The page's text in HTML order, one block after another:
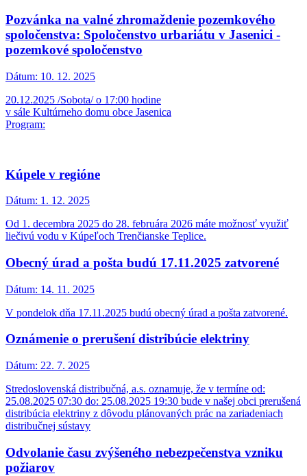
Pozvánka na valné zhromaždenie pozemkového
spoločenstva: Spoločenstvo urbariátu v Jasenici -
pozemkové spoločenstvo
Dátum: 10. 12. 2025
20.12.2025 /Sobota/ o 17:00 hodine
v sále Kultúrneho domu obce Jasenica
Program:
Kúpele v regióne
Dátum: 1. 12. 2025
Od 1. decembra 2025 do 28. februára 2026 máte možnosť využiť
liečivú vodu v Kúpeľoch Trenčianske Teplice.
Obecný úrad a pošta budú 17.11.2025 zatvorené
Dátum: 14. 11. 2025
V pondelok dňa 17.11.2025 budú obecný úrad a pošta zatvorené.
Oznámenie o prerušení distribúcie elektriny
Dátum: 22. 7. 2025
Stredoslovenská distribučná, a.s. oznamuje, že v termíne od:
25.08.2025 07:30 do: 25.08.2025 19:30 bude v našej obci prerušená
distribúcia elektriny z dôvodu plánovaných prác na zariadeniach
distribučnej sústavy
Odvolanie času zvýšeného nebezpečenstva vzniku
požiarov